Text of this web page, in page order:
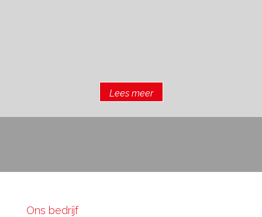
Lees meer
Ons bedrijf